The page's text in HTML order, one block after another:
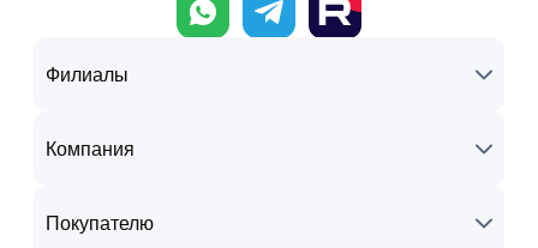
Филиалы
Компания
Покупателю